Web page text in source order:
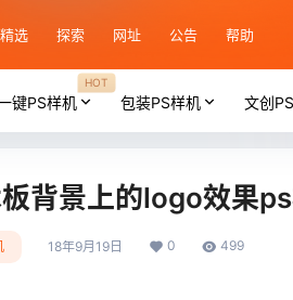
精选 探索 网址 公告 帮助
键PS样机
HOT
包装PS样机 文创
背景上的logo效果
18年9月19日 0 499